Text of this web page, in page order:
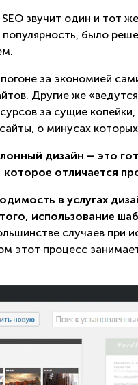
звучит один и тот
было
за экономией
Другие же
за сущие
о минусах
дизайн – это
отличается
в услугах
использование
случаев при
этот процесс